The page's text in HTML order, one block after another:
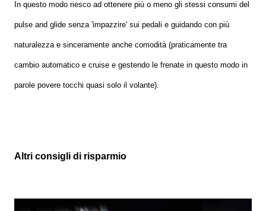
In questo modo riesco ad ottenere più o meno gli stessi consumi del
pulse and glide senza 'impazzire' sui pedali e guidando con più
naturalezza e sinceramente anche comodità (praticamente tra
cambio automatico e cruise e gestendo le frenate in questo modo in
parole povere tocchi quasi solo il volante).
Altri consigli di risparmio